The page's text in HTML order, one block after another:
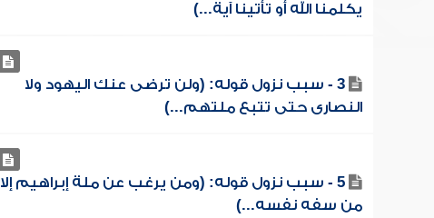
يكلمنا الله أو تأتينا آية...)
3 - سبب نزول قوله: (ولن ترضى عنك اليهود ولا
النصارى حتى تتبع ملتهم...)
5 - سبب نزول قوله: (ومن يرغب عن ملة إبراهيم إلا
من سفه نفسه...)